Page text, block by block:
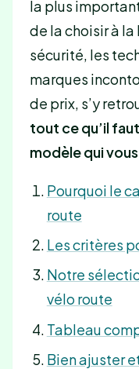
la plus
de la choisir à
sécurité, les
marques
de prix, s’y
tout ce qu’il
modèle qui
Pourquoi le
route
Les critères
Notre
vélo route
Tableau
Bien ajuster